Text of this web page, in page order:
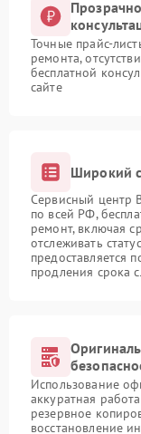
Точные прайс-
ремонта,
бесплатной
сайте
Широкий
Сервисный центр
по всей РФ,
ремонт, включая
отслеживать
предоставляется
продления срока
Использование
аккуратная
резервное
восстановление